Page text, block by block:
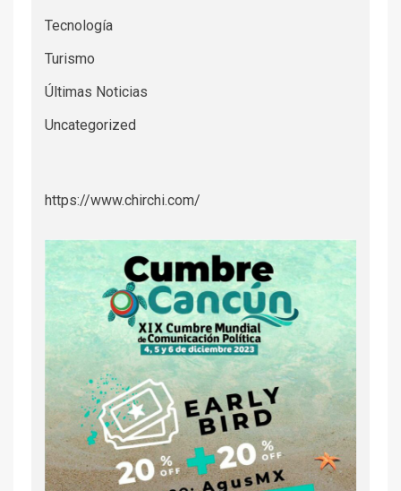
Tecnología
Turismo
Últimas Noticias
Uncategorized
https://www.chirchi.com/